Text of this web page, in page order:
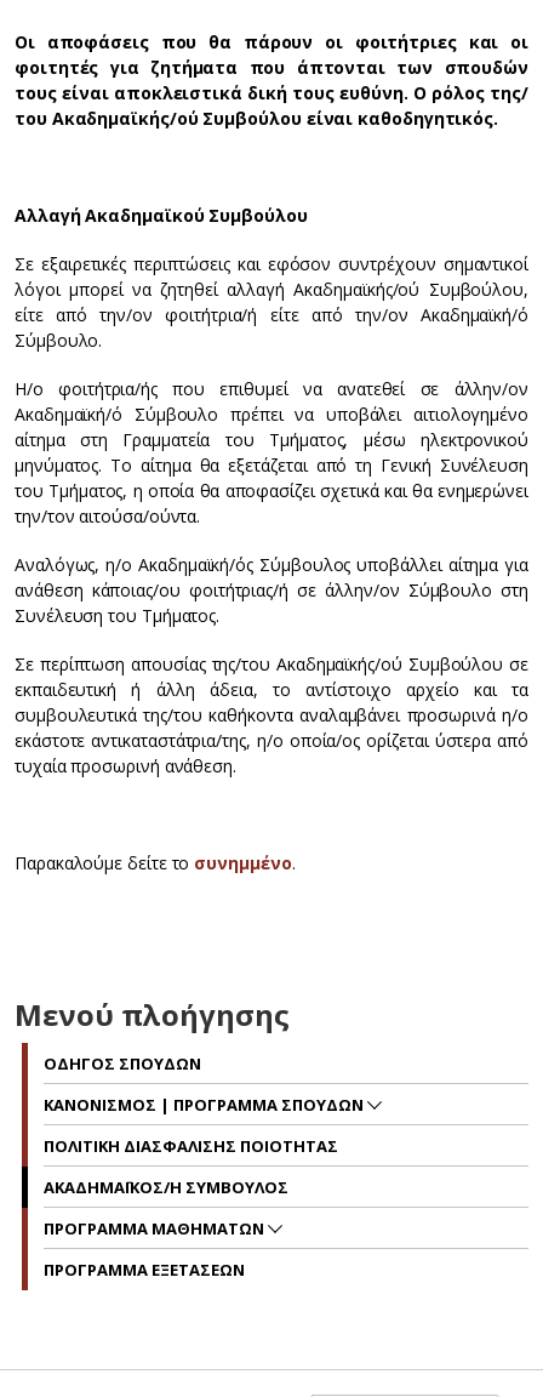
Οι αποφάσεις που θα πάρουν οι φοιτήτριες και οι
φοιτητές για ζητήματα που άπτονται των σπουδών
τους είναι αποκλειστικά δική τους ευθύνη. Ο ρόλος της/
του Ακαδημαϊκής/ού Συμβούλου είναι καθοδηγητικός.
Αλλαγή Ακαδημαϊκού Συμβούλου
Σε εξαιρετικές περιπτώσεις και εφόσον συντρέχουν σημαντικοί
λόγοι μπορεί να ζητηθεί αλλαγή Ακαδημαϊκής/ού Συμβούλου,
είτε από την/ον φοιτήτρια/ή είτε από την/ον Ακαδημαϊκή/ό
Σύμβουλο.
Η/ο φοιτήτρια/ής που επιθυμεί να ανατεθεί σε άλλην/ον
Ακαδημαϊκή/ό Σύμβουλο πρέπει να υποβάλει αιτιολογημένο
αίτημα στη Γραμματεία του Τμήματος, μέσω ηλεκτρονικού
μηνύματος. Το αίτημα θα εξετάζεται από τη Γενική Συνέλευση
του Τμήματος, η οποία θα αποφασίζει σχετικά και θα ενημερώνει
την/τον αιτούσα/ούντα.
Αναλόγως, η/ο Ακαδημαϊκή/ός Σύμβουλος υποβάλλει αίτημα για
ανάθεση κάποιας/ου φοιτήτριας/ή σε άλλην/ον Σύμβουλο στη
Συνέλευση του Τμήματος.
Σε περίπτωση απουσίας της/του Ακαδημαϊκής/ού Συμβούλου σε
εκπαιδευτική ή άλλη άδεια, το αντίστοιχο αρχείο και τα
συμβουλευτικά της/του καθήκοντα αναλαμβάνει προσωρινά η/ο
εκάστοτε αντικαταστάτρια/της, η/ο οποία/ος ορίζεται ύστερα από
τυχαία προσωρινή ανάθεση.
Παρακαλούμε δείτε το συνημμένο.
Μενού πλοήγησης
OΔΗΓΟΣ ΣΠΟΥΔΩΝ
ΚΑΝΟΝΙΣΜΟΣ | ΠΡΟΓΡΑΜΜΑ ΣΠΟΥΔΩΝ
ΠΟΛΙΤΙΚΗ ΔΙΑΣΦΑΛΙΣΗΣ ΠΟΙΟΤΗΤΑΣ
ΑΚΑΔΗΜΑΪΚΟΣ/Η ΣΥΜΒΟΥΛΟΣ
ΠΡΟΓΡΑΜΜΑ ΜΑΘΗΜΑΤΩΝ
ΠΡΟΓΡΑΜΜΑ ΕΞΕΤΑΣΕΩΝ